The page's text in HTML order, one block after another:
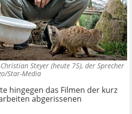
Steyer (heute 75), der Sprecher
Star-Media
hingegen das Filmen der kurz
abgerissenen